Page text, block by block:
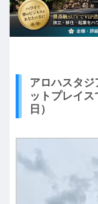
アロハスタ
ットプレイス
日）